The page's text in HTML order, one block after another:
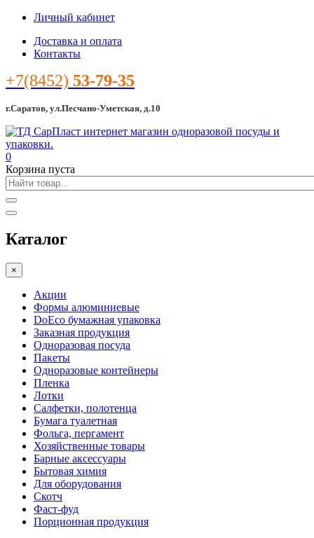
Личный кабинет
Доставка и оплата
Контакты
+7(8452) 53-79-35
г.Саратов, ул.Песчано-Уметская, д.10
0
Корзина пуста
Каталог
×
Акции
Формы алюминиевые
DoEco бумажная упаковка
Заказная продукция
Одноразовая посуда
Пакеты
Одноразовые контейнеры
Пленка
Лотки
Салфетки, полотенца
Бумага туалетная
Фольга, пергамент
Хозяйственные товары
Барные аксессуары
Бытовая химия
Для оборудования
Скотч
Фаст-фуд
Порционная продукция